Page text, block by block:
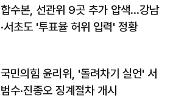
합수본, 선관위 9곳 추가 압색…강남
·서초도 '투표율 허위 입력' 정황
국민의힘 윤리위, '돌려차기 실언' 서
범수·진종오 징계절차 개시